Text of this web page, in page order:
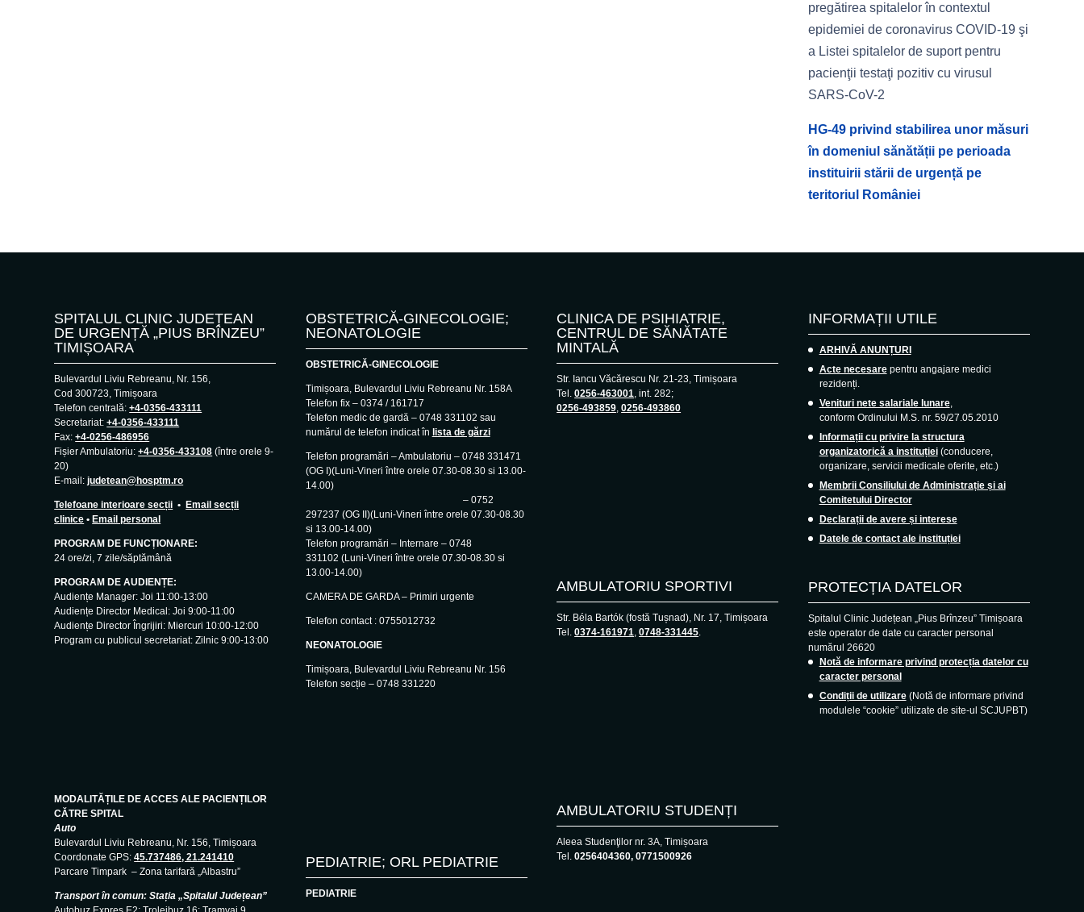
pregătirea spitalelor în contextul
epidemiei de coronavirus COVID-19 şi
a Listei spitalelor de suport pentru
pacienţii testaţi pozitiv cu virusul
SARS-CoV-2
HG-49 privind stabilirea unor măsuri
în domeniul sănătății pe perioada
instituirii stării de urgență pe
teritoriul României
SPITALUL CLINIC JUDEȚEAN
DE URGENȚĂ „PIUS BRÎNZEU”
TIMIȘOARA
Bulevardul Liviu Rebreanu, Nr. 156,
Cod 300723, Timișoara
Telefon centrală:+4-0356-433111
Secretariat:+4-0356-433111
Fax:+4-0256-486956
Fișier Ambulatoriu:+4-0356-433108 (între orele 9-
20)
E-mail:judetean@hosptm.ro
Telefoane interioare secții •Email secții
clinice •Email personal
PROGRAM DE FUNCȚIONARE:
24 ore/zi, 7 zile/săptămână
PROGRAM DE AUDIENȚE:
Audiențe Manager: Joi 11:00-13:00
Audiențe Director Medical: Joi 9:00-11:00
Audiențe Director Îngrijiri: Miercuri 10:00-12:00
Program cu publicul secretariat: Zilnic 9:00-13:00
MODALITĂȚILE DE ACCES ALE PACIENȚILOR
CĂTRE SPITAL
Auto
Bulevardul Liviu Rebreanu, Nr. 156, Timișoara
Coordonate GPS:45.737486, 21.241410
Parcare Timpark – Zona tarifară „Albastru”
Transport în comun: Stația „Spitalul Județean”
OBSTETRICĂ-GINECOLOGIE;
NEONATOLOGIE
OBSTETRICĂ-GINECOLOGIE
Timișoara, Bulevardul Liviu Rebreanu Nr. 158A
Telefon fix – 0374 / 161717
Telefon medic de gardă – 0748 331102 sau
numărul de telefon indicat în lista de gărzi
Telefon programări – Ambulatoriu – 0748 331471
(OG I)(Luni-Vineri între orele 07.30-08.30 si 13.00-
14.00)
– 0752
297237 (OG II)(Luni-Vineri între orele 07.30-08.30
si 13.00-14.00)
Telefon programări – Internare – 0748
331102 (Luni-Vineri între orele 07.30-08.30 si
13.00-14.00)
CAMERA DE GARDA – Primiri urgente
Telefon contact : 0755012732
NEONATOLOGIE
Timișoara, Bulevardul Liviu Rebreanu Nr. 156
Telefon secție – 0748 331220
PEDIATRIE; ORL PEDIATRIE
PEDIATRIE
CLINICA DE PSIHIATRIE,
CENTRUL DE SĂNĂTATE
MINTALĂ
Str. Iancu Văcărescu Nr. 21-23, Timișoara
Tel.0256-463001 , int. 282;
0256-493859 ,0256-493860
AMBULATORIU SPORTIVI
Str. Béla Bartók (fostă Tușnad), Nr. 17, Timișoara
Tel.0374-161971,0748-331445.
AMBULATORIU STUDENȚI
Aleea Studenţilor nr. 3A, Timișoara
Tel.0256404360, 0771500926
INFORMAȚII UTILE
ARHIVĂ ANUNȚURI
Acte necesarepentru angajare medici
rezidenți.
Venituri nete salariale lunare,
conform Ordinului M.S. nr. 59/27.05.2010
Informații cu privire la structura
organizatorică a instituției(conducere,
organizare, servicii medicale oferite, etc.)
Membrii Consiliului de Administrație și ai
Comitetului Director
Declarații de avere și interese
Datele de contact ale instituției
PROTECȚIA DATELOR
Spitalul Clinic Județean „Pius Brînzeu” Timișoara
este operator de date cu caracter personal
numărul 26620
Notă de informare privind protecția datelor cu
caracter personal
Condiții de utilizare(Notă de informare privind
modulele “cookie” utilizate de site-ul SCJUPBT)